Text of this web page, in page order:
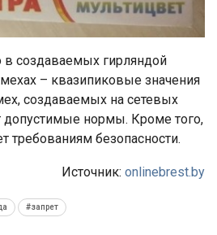
создаваемых гирляндой
– квазипиковые значения
создаваемых на сетевых
нормы. Кроме того,
требованиям безопасности.
Источник: onlinebrest.by
#запрет